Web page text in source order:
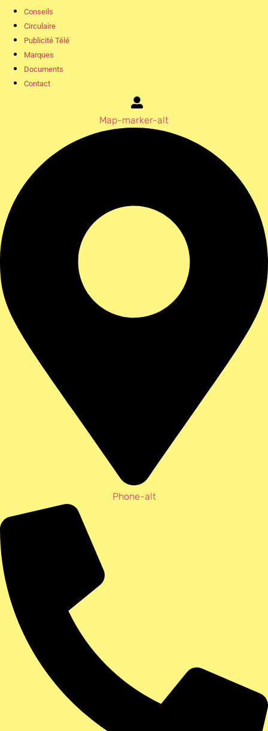
Conseils
Circulaire
Publicité Télé
Marques
Documents
Contact
Map-marker-alt
Phone-alt